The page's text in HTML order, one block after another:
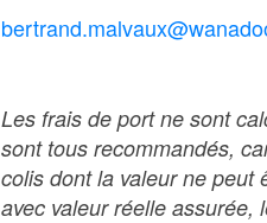
Les frais de port ne sont
sont tous recommandés,
colis dont la valeur ne peut
avec valeur réelle assurée,